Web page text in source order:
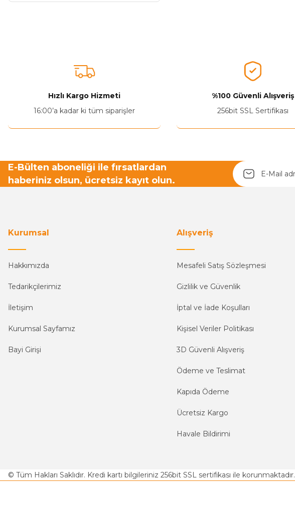
Hızlı Kargo Hizmeti
16:00’a kadar ki tüm siparişler
%100 Güvenli Alışveriş
256bit SSL Sertifikası
E-Bülten aboneliği ile fırsatlardan
haberiniz olsun, ücretsiz kayıt olun.
Kurumsal
Hakkımızda
Tedarikçilerimiz
İletişim
Kurumsal Sayfamız
Bayi Girişi
Alışveriş
Mesafeli Satış Sözleşmesi
Gizlilik ve Güvenlik
İptal ve İade Koşulları
Kişisel Veriler Politikası
3D Güvenli Alışveriş
Ödeme ve Teslimat
Kapıda Ödeme
Ücretsiz Kargo
Havale Bildirimi
© Tüm Hakları Saklıdır. Kredi kartı bilgileriniz 256bit SSL sertifikası ile korunmaktadır.